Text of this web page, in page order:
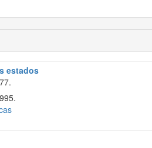
estados